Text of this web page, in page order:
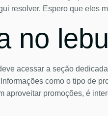
resolver. Espero que eles
no
acessar a seção
como o tipo de
aproveitar promoções, é